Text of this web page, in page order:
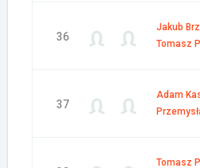
36
Jakub
Tomasz
37
Adam
Tomasz